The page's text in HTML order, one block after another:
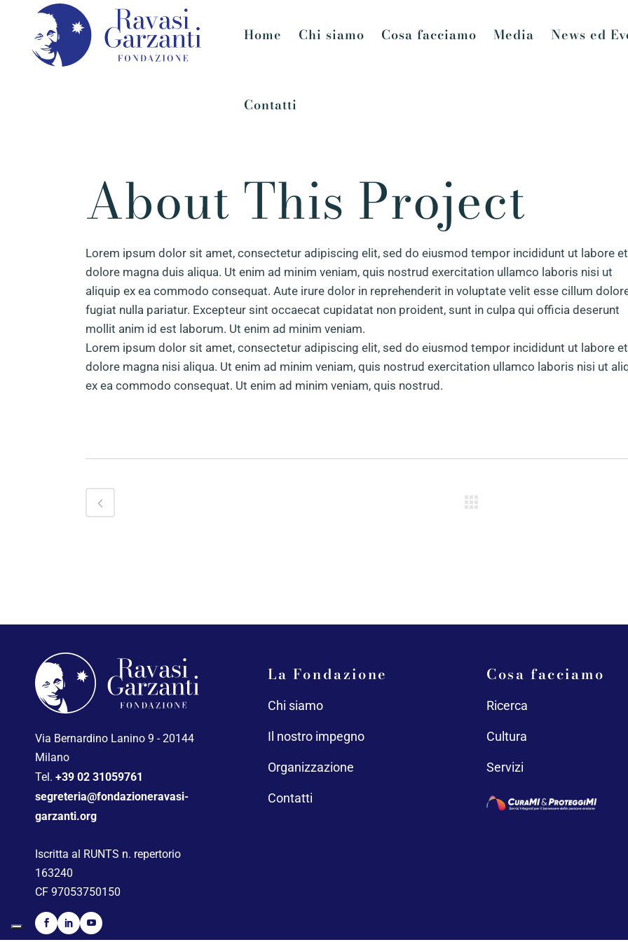
Home Chi siamo Cosa facciamo Media News ed
Contatti
About This Project
Lorem ipsum dolor sit amet, consectetur adipiscing elit, sed do eiusmod tempor incididunt ut labore et
dolore magna duis aliqua. Ut enim ad minim veniam, quis nostrud exercitation ullamco laboris nisi ut
aliquip ex ea commodo consequat. Aute irure dolor in reprehenderit in voluptate velit esse cillum
fugiat nulla pariatur. Excepteur sint occaecat cupidatat non proident, sunt in culpa qui officia deserunt
mollit anim id est laborum. Ut enim ad minim veniam.
Lorem ipsum dolor sit amet, consectetur adipiscing elit, sed do eiusmod tempor incididunt ut labore et
dolore magna nisi aliqua. Ut enim ad minim veniam, quis nostrud exercitation ullamco laboris nisi ut
ex ea commodo consequat. Ut enim ad minim veniam, quis nostrud.
Via Bernardino Lanino 9 - 20144
Milano
Tel. +39 02 31059761
segreteria@fondazioneravasi-
garzanti.org
Iscritta al RUNTS n. repertorio
163240
CF 97053750150
La Fondazione
Chi siamo
Il nostro impegno
Organizzazione
Contatti
Cosa facciamo
Ricerca
Cultura
Servizi